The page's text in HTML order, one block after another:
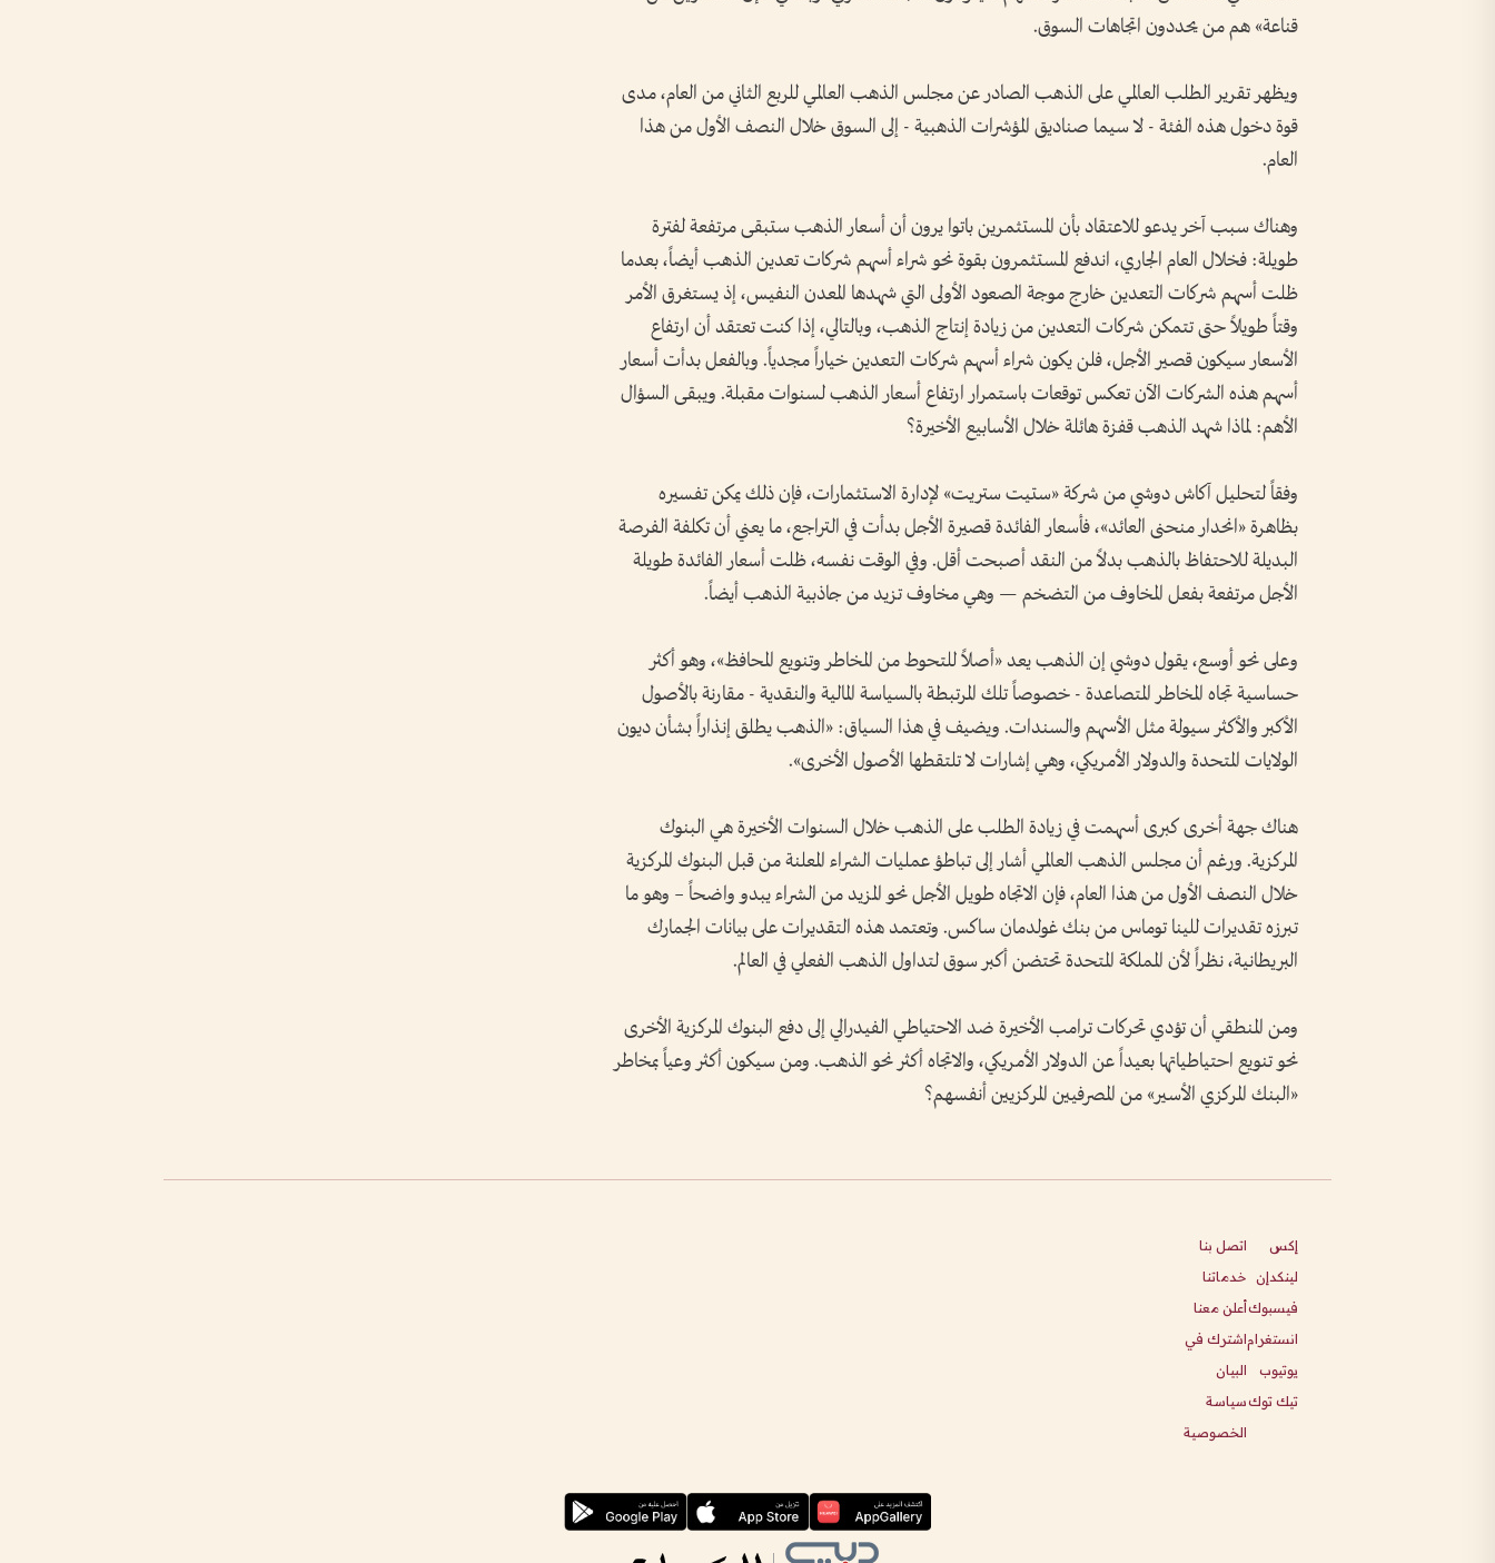
قناعة» هم من يحددون اتجاهات السوق.
ويظهر تقرير الطلب العالمي على الذهب الصادر عن مجلس الذهب العالمي للربع الثاني من العام، مدى
قوة دخول هذه الفئة - لا سيما صناديق المؤشرات الذهبية - إلى السوق خلال النصف الأول من هذا
العام.
وهناك سبب آخر يدعو للاعتقاد بأن المستثمرين باتوا يرون أن أسعار الذهب ستبقى مرتفعة لفترة
طويلة: فخلال العام الجاري، اندفع المستثمرون بقوة نحو شراء أسهم شركات تعدين الذهب أيضاً، بعدما
ظلت أسهم شركات التعدين خارج موجة الصعود الأولى التي شهدها المعدن النفيس، إذ يستغرق الأمر
وقتاً طويلاً حتى تتمكن شركات التعدين من زيادة إنتاج الذهب، وبالتالي، إذا كنت تعتقد أن ارتفاع
الأسعار سيكون قصير الأجل، فلن يكون شراء أسهم شركات التعدين خياراً مجدياً. وبالفعل بدأت أسعار
أسهم هذه الشركات الآن تعكس توقعات باستمرار ارتفاع أسعار الذهب لسنوات مقبلة. ويبقى السؤال
الأهم: لماذا شهد الذهب قفزة هائلة خلال الأسابيع الأخيرة؟
وفقاً لتحليل آكاش دوشي من شركة «ستيت ستريت» لإدارة الاستثمارات، فإن ذلك يمكن تفسيره
بظاهرة «انحدار منحنى العائد»، فأسعار الفائدة قصيرة الأجل بدأت في التراجع، ما يعني أن تكلفة الفرصة
البديلة للاحتفاظ بالذهب بدلاً من النقد أصبحت أقل. وفي الوقت نفسه، ظلت أسعار الفائدة طويلة
الأجل مرتفعة بفعل المخاوف من التضخم — وهي مخاوف تزيد من جاذبية الذهب أيضاً.
وعلى نحو أوسع، يقول دوشي إن الذهب يعد «أصلاً للتحوط من المخاطر وتنويع المحافظ»، وهو أكثر
حساسية تجاه المخاطر المتصاعدة - خصوصاً تلك المرتبطة بالسياسة المالية والنقدية - مقارنة بالأصول
الأكبر والأكثر سيولة مثل الأسهم والسندات. ويضيف في هذا السياق: «الذهب يطلق إنذاراً بشأن ديون
الولايات المتحدة والدولار الأمريكي، وهي إشارات لا تلتقطها الأصول الأخرى».
هناك جهة أخرى كبرى أسهمت في زيادة الطلب على الذهب خلال السنوات الأخيرة هي البنوك
المركزية. ورغم أن مجلس الذهب العالمي أشار إلى تباطؤ عمليات الشراء المعلنة من قبل البنوك المركزية
خلال النصف الأول من هذا العام، فإن الاتجاه طويل الأجل نحو المزيد من الشراء يبدو واضحاً – وهو ما
تبرزه تقديرات للينا توماس من بنك غولدمان ساكس. وتعتمد هذه التقديرات على بيانات الجمارك
البريطانية، نظراً لأن المملكة المتحدة تحتضن أكبر سوق لتداول الذهب الفعلي في العالم.
ومن المنطقي أن تؤدي تحركات ترامب الأخيرة ضد الاحتياطي الفيدرالي إلى دفع البنوك المركزية الأخرى
نحو تنويع احتياطياتها بعيداً عن الدولار الأمريكي، والاتجاه أكثر نحو الذهب. ومن سيكون أكثر وعياً بمخاطر
«البنك المركزي الأسير» من المصرفيين المركزيين أنفسهم؟
إكس
لينكدإن
فيسبوك
انستغرام
يوتيوب
تيك توك
اتصل بنا
خدماتنا
أعلن معنا
اشترك في
البيان
سياسة
الخصوصية